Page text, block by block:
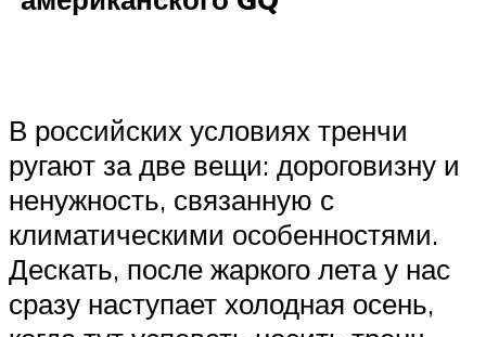
В российских условиях тренчи
ругают за две вещи: дороговизну и
ненужность, связанную с
климатическими особенностями.
Дескать, после жаркого лета у нас
сразу наступает холодная осень,